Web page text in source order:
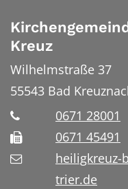
Kreuz
Wilhelmstraße 37
55543 Bad
0671 28001
0671 45491
heiligkreuz-
trier.de